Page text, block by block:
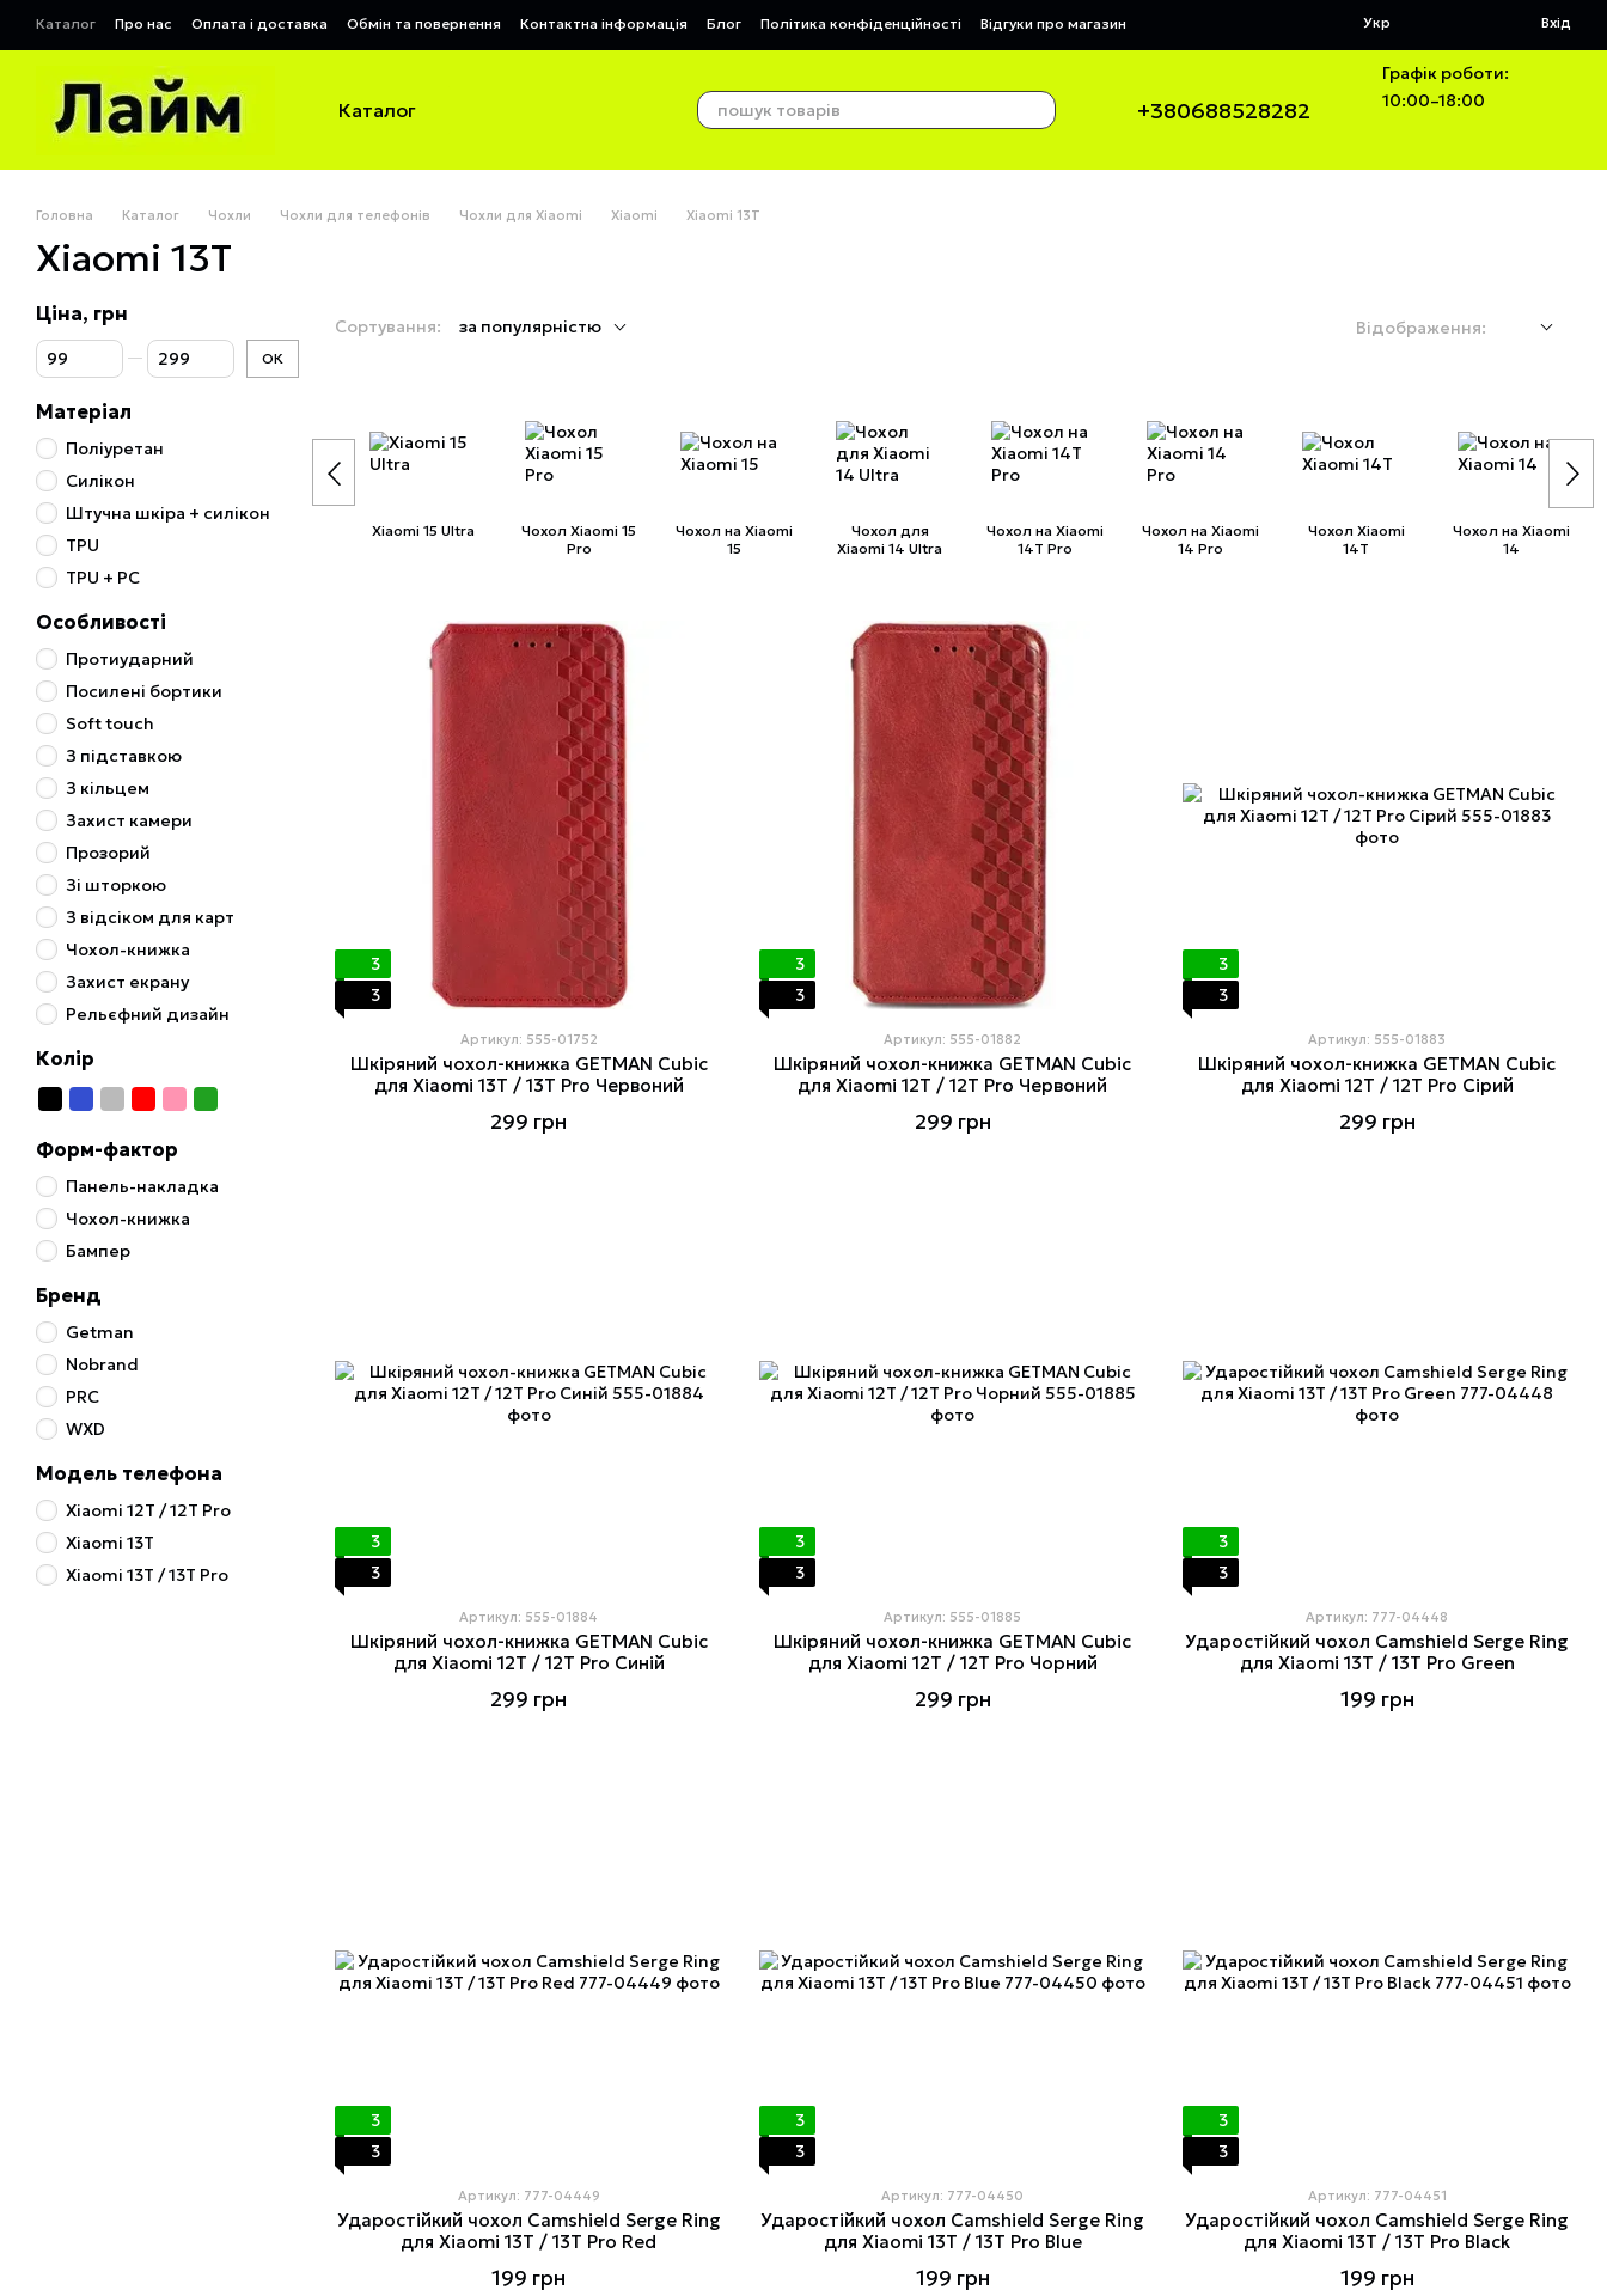
Перейти до основного контенту
Каталог Про нас Оплата і доставка Обмін та повернення Контактна інформація Блог Політика конфіденційності
Відгуки про магазин
Договір публічної оферти
Укр Вхід
Каталог +380688528282
Графік роботи:
10:00–18:00
Головна Каталог Чохли Чохли для телефонів Чохли для Xiaomi Xiaomi Xiaomi 13T
Xiaomi 13T
Сортування: за популярністю Відображення:
Xiaomi 15 Ultra
Чохол Xiaomi 15
Pro
Чохол на Xiaomi
15
Чохол для
Xiaomi 14 Ultra
Чохол на Xiaomi
14T Pro
Чохол на Xiaomi
14 Pro
Чохол Xiaomi
14T
Чохол на Xiaomi
14
3
3
Артикул: 555-01752
Шкіряний чохол-книжка GETMAN Cubic
для Xiaomi 13T / 13T Pro Червоний
299 грн
3
3
Артикул: 555-01882
Шкіряний чохол-книжка GETMAN Cubic
для Xiaomi 12T / 12T Pro Червоний
299 грн
3
3
Артикул: 555-01883
Шкіряний чохол-книжка GETMAN Cubic
для Xiaomi 12T / 12T Pro Сірий
299 грн
3
3
Артикул: 555-01884
Шкіряний чохол-книжка GETMAN Cubic
для Xiaomi 12T / 12T Pro Синій
299 грн
3
3
Артикул: 555-01885
Шкіряний чохол-книжка GETMAN Cubic
для Xiaomi 12T / 12T Pro Чорний
299 грн
3
3
Артикул: 777-04448
Ударостійкий чохол Camshield Serge Ring
для Xiaomi 13T / 13T Pro Green
199 грн
3
3
Артикул: 777-04449
Ударостійкий чохол Camshield Serge Ring
для Xiaomi 13T / 13T Pro Red
199 грн
3
3
Артикул: 777-04450
Ударостійкий чохол Camshield Serge Ring
для Xiaomi 13T / 13T Pro Blue
199 грн
3
3
Артикул: 777-04451
Ударостійкий чохол Camshield Serge Ring
для Xiaomi 13T / 13T Pro Black
199 грн
Ціна, грн
Від Ціна, грн
До Ціна, грн ОК
Матеріал
Поліуретан
Силікон
Штучна шкіра + силікон
TPU
TPU + PC
Особливості
Протиударний
Посилені бортики
Soft touch
З підставкою
З кільцем
Захист камери
Прозорий
Зі шторкою
З відсіком для карт
Чохол-книжка
Захист екрану
Рельєфний дизайн
Колір
Форм-фактор
Панель-накладка
Чохол-книжка
Бампер
Бренд
Getman
Nobrand
PRC
WXD
Модель телефона
Xiaomi 12T / 12T Pro
Xiaomi 13T
Xiaomi 13T / 13T Pro